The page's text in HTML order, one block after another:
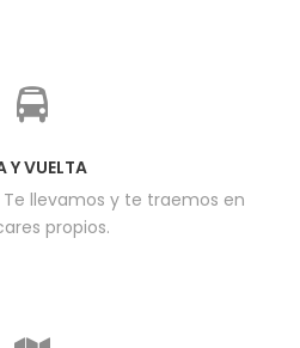
Y VUELTA
llevamos y te traemos en
propios.